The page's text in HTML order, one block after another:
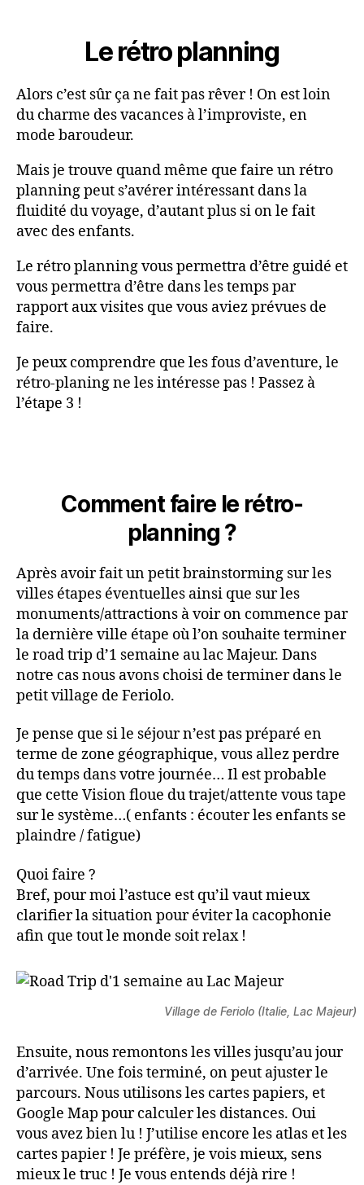
Le rétro planning
Alors c’est sûr ça ne fait pas rêver ! On est loin
du charme des vacances à l’improviste, en
mode baroudeur.
Mais je trouve quand même que faire un rétro
planning peut s’avérer intéressant dans la
fluidité du voyage, d’autant plus si on le fait
avec des enfants.
Le rétro planning vous permettra d’être guidé et
vous permettra d’être dans les temps par
rapport aux visites que vous aviez prévues de
faire.
Je peux comprendre que les fous d’aventure, le
rétro-planing ne les intéresse pas ! Passez à
l’étape 3 !
Comment faire le rétro-
planning ?
Après avoir fait un petit brainstorming sur les
villes étapes éventuelles ainsi que sur les
monuments/attractions à voir on commence par
la dernière ville étape où l’on souhaite terminer
le road trip d’1 semaine au lac Majeur. Dans
notre cas nous avons choisi de terminer dans le
petit village de Feriolo.
Je pense que si le séjour n’est pas préparé en
terme de zone géographique, vous allez perdre
du temps dans votre journée… Il est probable
que cette Vision floue du trajet/attente vous tape
sur le système…( enfants : écouter les enfants se
plaindre / fatigue)
Quoi faire ?
Bref, pour moi l’astuce est qu’il vaut mieux
clarifier la situation pour éviter la cacophonie
afin que tout le monde soit relax !
Village de Feriolo (Italie, Lac Majeur)
Ensuite, nous remontons les villes jusqu’au jour
d’arrivée. Une fois terminé, on peut ajuster le
parcours. Nous utilisons les cartes papiers, et
Google Map pour calculer les distances. Oui
vous avez bien lu ! J’utilise encore les atlas et les
cartes papier ! Je préfère, je vois mieux, sens
mieux le truc ! Je vous entends déjà rire !